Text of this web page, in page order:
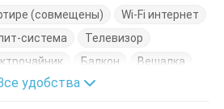
(совмещены)
Wi-Fi интернет
система
Телевизор
Балкон
Вешалка
двуспальная
удобства